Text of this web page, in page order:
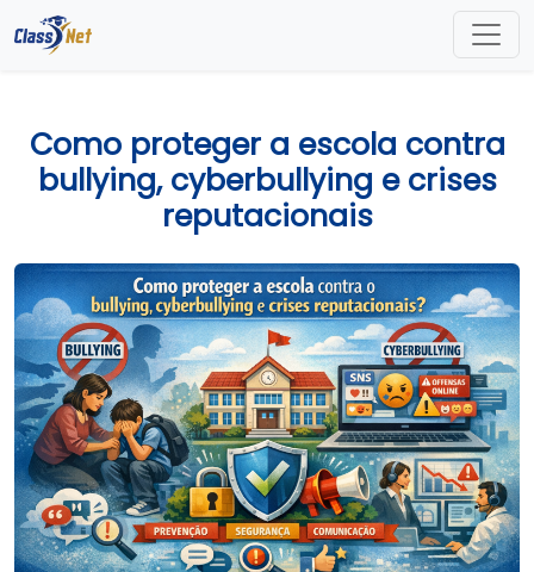
Como proteger a escola contra
bullying, cyberbullying e crises
reputacionais